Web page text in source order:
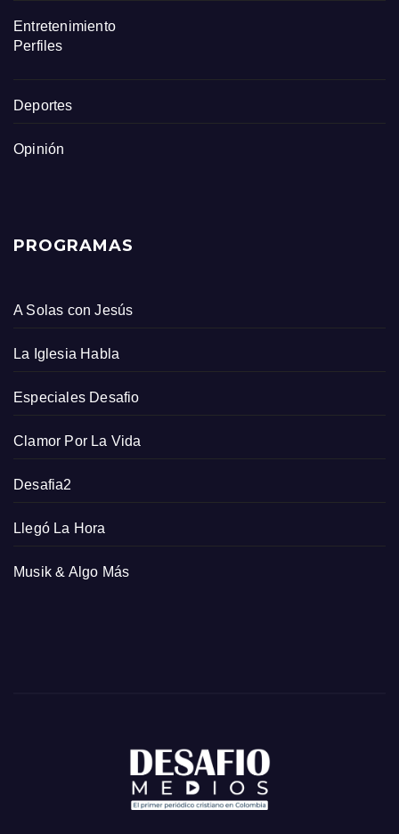
Entretenimiento
Perfiles
Deportes
Opinión
PROGRAMAS
A Solas con Jesús
La Iglesia Habla
Especiales Desafio
Clamor Por La Vida
Desafia2
Llegó La Hora
Musik & Algo Más